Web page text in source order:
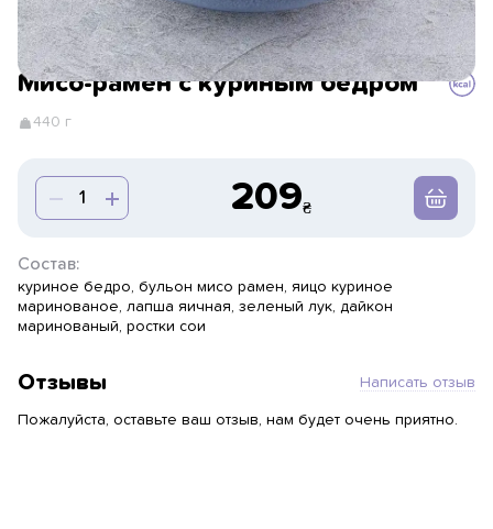
Мисо-рамен с куриным бедром
440 г
209
Состав:
куриное бедро, бульон мисо рамен, яицо куриное
маринованое, лапша яичная, зеленый лук, дайкон
маринованый, ростки сои
Отзывы Написать отзыв
Пожалуйста, оставьте ваш отзыв, нам будет очень приятно.